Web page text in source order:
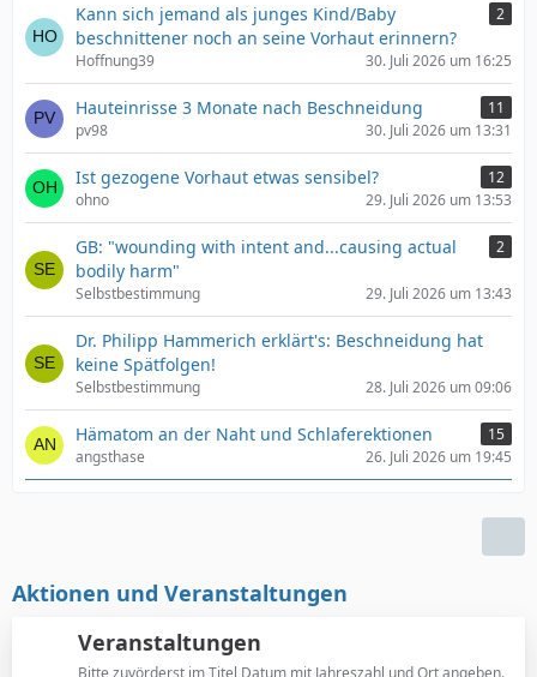
Kann sich jemand als junges Kind/Baby
beschnittener noch an seine Vorhaut erinnern?
2
Hoffnung39 30. Juli 2026 um 16:25
Hauteinrisse 3 Monate nach Beschneidung
11
pv98
30. Juli 2026 um 13:31
Ist gezogene Vorhaut etwas sensibel?
12
ohno
29. Juli 2026 um 13:53
GB: "wounding with intent and...causing actual
bodily harm"
2
Selbstbestimmung 29. Juli 2026 um 13:43
Dr. Philipp Hammerich erklärt's: Beschneidung hat
keine Spätfolgen!
Selbstbestimmung 28. Juli 2026 um 09:06
Hämatom an der Naht und Schlaferektionen
15
angsthase
26. Juli 2026 um 19:45
Aktionen und Veranstaltungen
Veranstaltungen
Bitte zuvörderst im Titel Datum mit Jahreszahl und Ort angeben.